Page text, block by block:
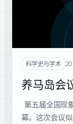
科学史与学术
养马岛会
第五届全国现
幕。这次会议